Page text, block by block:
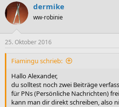
dermike
ww-robinie
25. Oktober 2016
Fiamingu schrieb:
Hallo Alexander,
du solltest noch zwei Beiträge
für PNs (Persönliche Nachrichten)
kann man dir direkt schreiben, also